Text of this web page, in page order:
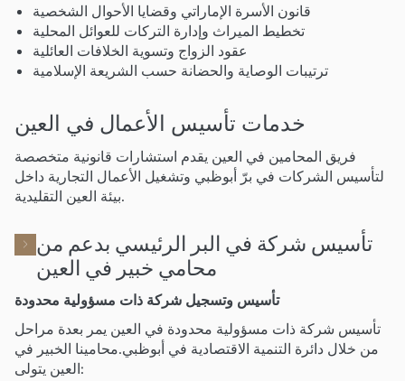
قانون الأسرة الإماراتي وقضايا الأحوال الشخصية
تخطيط الميراث وإدارة التركات للعوائل المحلية
عقود الزواج وتسوية الخلافات العائلية
ترتيبات الوصاية والحضانة حسب الشريعة الإسلامية
خدمات تأسيس الأعمال في العين
فريق المحامين في العين يقدم استشارات قانونية متخصصة
لتأسيس الشركات في برّ أبوظبي وتشغيل الأعمال التجارية داخل
بيئة العين التقليدية.
تأسيس شركة في البر الرئيسي بدعم من
محامي خبير في العين
تأسيس وتسجيل شركة ذات مسؤولية محدودة
تأسيس شركة ذات مسؤولية محدودة في العين يمر بعدة مراحل
من خلال دائرة التنمية الاقتصادية في أبوظبي.محامينا الخبير في
العين يتولى: